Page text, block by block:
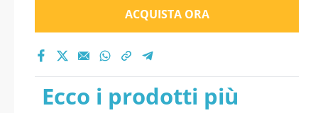
ACQUISTA ORA
Ecco i prodotti più